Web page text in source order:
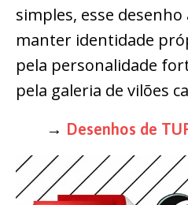
simples, esse
manter identidade
pela personalidade
pela galeria de vilões
→ Desenhos de